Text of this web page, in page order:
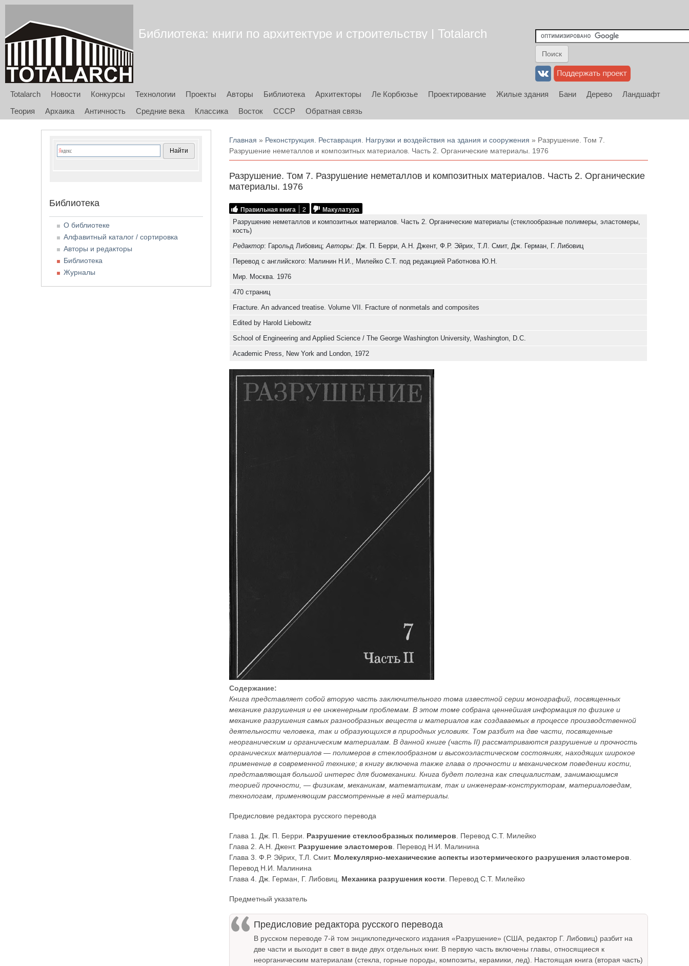
Библиотека: книги по архитектуре и строительству | Totalarch
Totalarch Новости Конкурсы Технологии Проекты Авторы Библиотека Архитекторы Ле Корбюзье Проектирование Жилые здания Бани Дерево
Ландшафт
Теория
Архаика Античность Средние века Классика Восток СССР Обратная связь
Вы здесь
Главная » Реконструкция. Реставрация. Нагрузки и воздействия на здания и сооружения » Разрушение. Том 7.
Разрушение неметаллов и композитных материалов. Часть 2. Органические материалы. 1976
Разрушение. Том 7. Разрушение неметаллов и композитных материалов. Часть 2. Органические
материалы. 1976
Правильная книга 2 Макулатура
Разрушение неметаллов и композитных материалов. Часть 2. Органические материалы (стеклообразные полимеры, эластомеры,
кость)
Редактор: Гарольд Либовиц;Авторы: Дж. П. Берри, А.Н. Джент, Ф.Р. Эйрих, Т.Л. Смит, Дж. Герман, Г. Либовиц
Перевод с английского: Малинин Н.И., Милейко С.Т. под редакцией Работнова Ю.Н.
Мир. Москва. 1976
470 страниц
Fracture. An advanced treatise. Volume VII. Fracture of nonmetals and composites
Edited by Harold Liebowitz
School of Engineering and Applied Science / The George Washington University, Washington, D.C.
Academic Press, New York and London, 1972
Содержание:
Книга представляет собой вторую часть заключительного тома известной серии монографий, посвященных
механике разрушения и ее инженерным проблемам. В этом томе собрана ценнейшая информация по физике и
механике разрушения самых разнообразных веществ и материалов как создаваемых в процессе производственной
деятельности человека, так и образующихся в природных условиях. Том разбит на две части, посвященные
неорганическим и органическим материалам. В данной книге (часть II) рассматриваются разрушение и прочность
органических материалов — полимеров в стеклообразном и высокоэластическом состояниях, находящих широкое
применение в современной технике; в книгу включена также глава о прочности и механическом поведении кости,
представляющая большой интерес для биомеханики. Книга будет полезна как специалистам, занимающимся
теорией прочности, — физикам, механикам, математикам, так и инженерам-конструкторам, материаловедам,
технологам, применяющим рассмотренные в ней материалы.
Предисловие редактора русского перевода
Глава 1. Дж. П. Берри. Разрушение стеклообразных полимеров . Перевод С.Т. Милейко
Глава 2. А.Н. Джент. Разрушение эластомеров . Перевод Н.И. Малинина
Глава 3. Ф.Р. Эйрих, Т.Л. Смит. Молекулярно-механические аспекты изотермического разрушения эластомеров
Перевод Н.И. Малинина
Глава 4. Дж. Герман, Г. Либовиц. Механика разрушения кости . Перевод С.Т. Милейко
Предметный указатель
Предисловие редактора русского перевода
В русском переводе 7-й том энциклопедического издания «Разрушение» (США, редактор Г. Либовиц) разбит на
две части и выходит в свет в виде двух отдельных книг. В первую часть включены главы, относящиеся к
неорганическим материалам (стекла, горные породы, композиты, керамики, лед). Настоящая книга (вторая часть)
Библиотека
О библиотеке
Алфавитный каталог / сортировка
Авторы и редакторы
Библиотека
Журналы